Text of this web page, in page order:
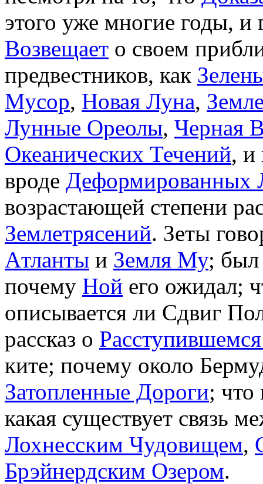
этого уже многие годы, и
Возвещает о своем
предвестников, как
Мусор, Новая Луна,
Лунные Ореолы, Черная
Океанических Течений, и
вроде Деформированных
возрастающей степени
Землетрясений. Зеты
Aтланты и Земля Му;
почему Ной его ожидал;
описывается ли Сдвиг
рассказ о
ките; почему около
Затопленные Дороги; что
какая существует связь
Лохнесским Чудовищем,
Брэйнердским Озером.